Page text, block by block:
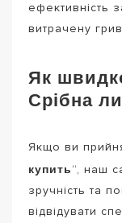
ефективність
витрачену
Як
Срібна
Якщо ви
купить“, наш
зручність та
відвідувати